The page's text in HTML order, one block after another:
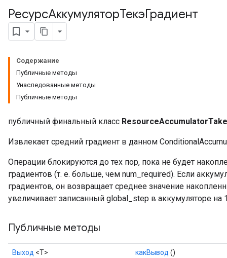
РесурсАккумуляторТекэГрадиент
Содержание
Публичные методы
Унаследованные методы
Публичные методы
публичный финальный класс
Извлекает средний градиент в данном
Операции блокируются до тех пор, пока не будет
градиентов (т. е. больше, чем num_required). Если
градиентов, он возвращает среднее значение
увеличивает записанный global_step в аккумуляторе на
Публичные методы
Выход <Т> какВывод ()